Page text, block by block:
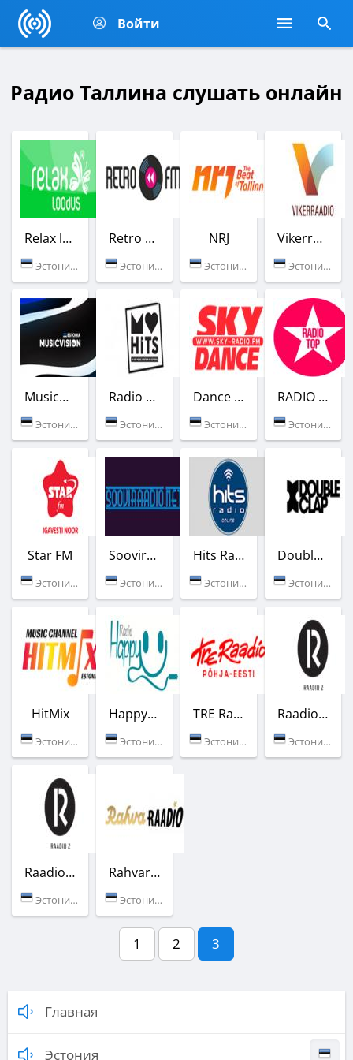
Войти
Радио Таллина слушать онлайн
Relax loodus
Эстония (Таллин)
Retro FM Eestikas
Эстония (Таллин)
NRJ
Эстония (92.3 FM)
Vikerraadio
Эстония (104.1 FM)
MusicVision
Эстония (Таллин)
Radio MyHits
Эстония (Таллин)
Dance (SKY Радио)
Эстония (Таллин)
RADIO TOP
Эстония (Таллин)
Star FM
Эстония (96.6 FM)
Sooviraadio
Эстония (Таллин)
Hits Radio Online
Эстония (Таллин)
Doubleclap Radio
Эстония (Таллин)
HitMix
Эстония (Таллин)
HappyU Radio
Эстония (Таллин)
TRE Raadio Pohja-Eesti
Эстония (105.8 FM)
Raadio 2 Pop
Эстония (Таллин)
Raadio 2 Eesti
Эстония (Таллин)
Rahvaraadio
Эстония (Таллин)
1 2 3
Главная
Эстония